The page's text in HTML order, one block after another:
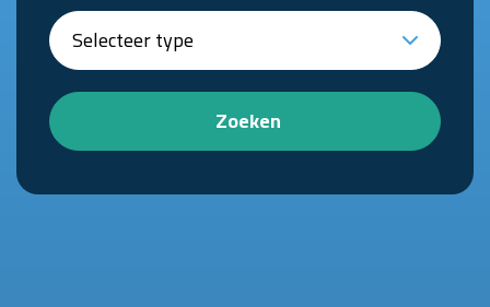
Zoeken